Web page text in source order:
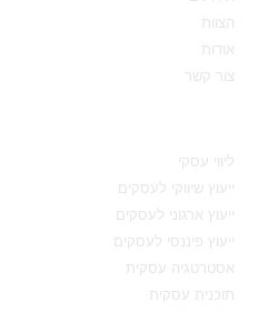
הצוות
אודות
צור קשר
ליווי עסקי
ייעוץ שיווקי לעסקים
ייעוץ ארגוני לעסקים
ייעוץ פיננסי לעסקים
אסטרטגיה עסקית
תוכנית עסקית